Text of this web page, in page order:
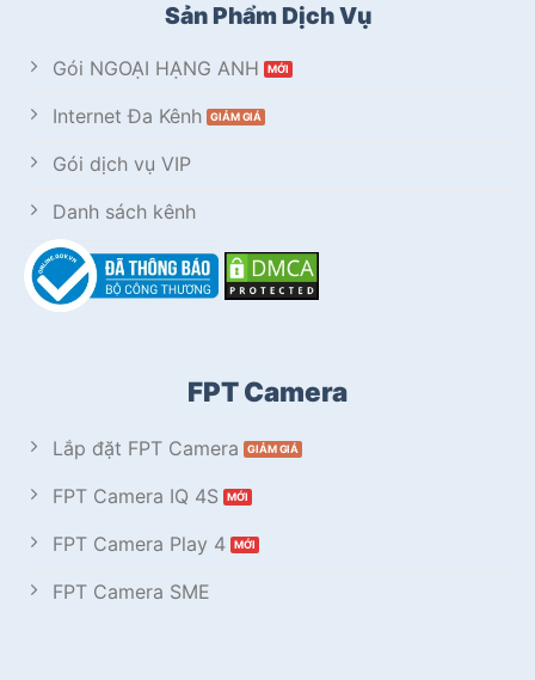
Sản Phẩm Dịch Vụ
Gói NGOẠI HẠNG ANH
Internet Đa Kênh
Gói dịch vụ VIP
Danh sách kênh
FPT Camera
Lắp đặt FPT Camera
FPT Camera IQ 4S
FPT Camera Play 4
FPT Camera SME